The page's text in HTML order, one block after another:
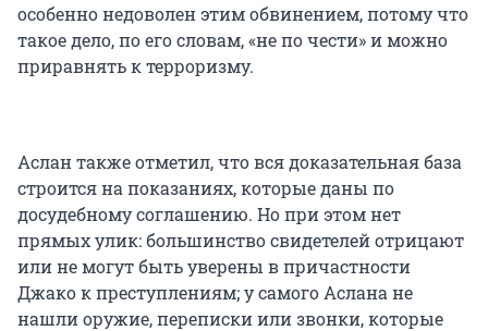
особенно недоволен этим обвинением, потому что
такое дело, по его словам, «не по чести» и можно
приравнять к терроризму.
Аслан также отметил, что вся доказательная база
строится на показаниях, которые даны по
досудебному соглашению. Но при этом нет
прямых улик: большинство свидетелей отрицают
или не могут быть уверены в причастности
Джако к преступлениям; у самого Аслана не
нашли оружие, переписки или звонки, которые